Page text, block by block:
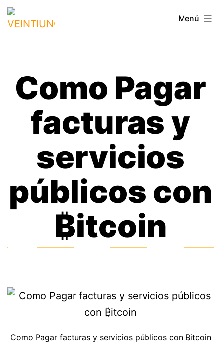
Saltar
VEINTIUNO Menú
Como Pagar
facturas y
servicios
públicos con
₿itcoin
Como Pagar facturas y servicios públicos con ₿itcoin